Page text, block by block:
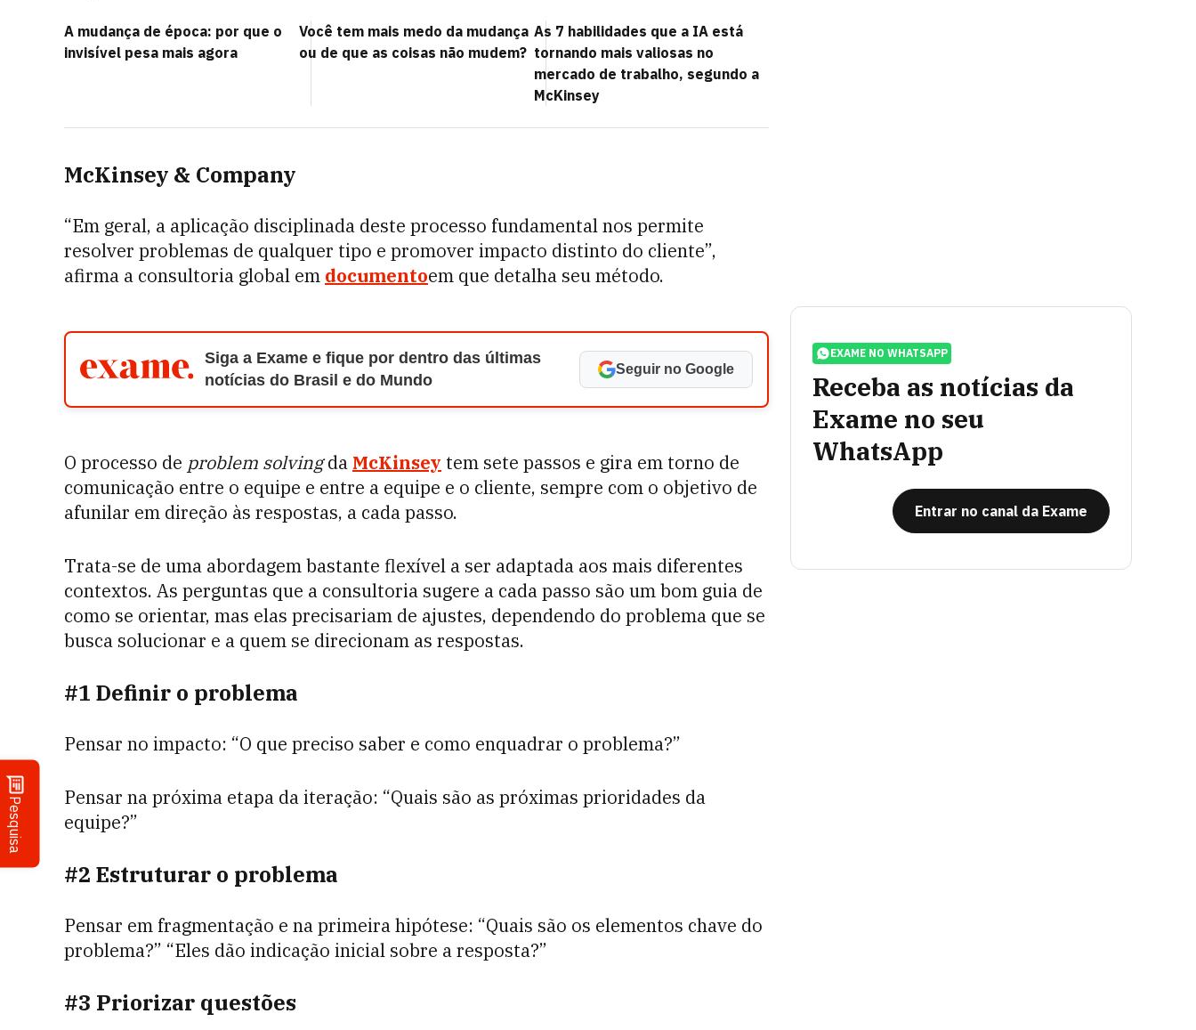
Pesquisa
A mudança de época: por que o
invisível pesa mais agora
Você tem mais medo da mudança
ou de que as coisas não mudem?
As 7 habilidades que a IA está
tornando mais valiosas no
mercado de trabalho, segundo a
McKinsey
McKinsey & Company
“Em geral, a aplicação disciplinada deste processo fundamental nos permite
resolver problemas de qualquer tipo e promover impacto distinto do cliente”,
afirma a consultoria global em documentoem que detalha seu método.
Siga a Exame e fique por dentro das últimas
notícias do Brasil e do Mundo
Seguir no Google
O processo de problem solvingda McKinsey tem sete passos e gira em torno de
comunicação entre o equipe e entre a equipe e o cliente, sempre com o objetivo de
afunilar em direção às respostas, a cada passo.
Trata-se de uma abordagem bastante flexível a ser adaptada aos mais diferentes
contextos. As perguntas que a consultoria sugere a cada passo são um bom guia de
como se orientar, mas elas precisariam de ajustes, dependendo do problema que se
busca solucionar e a quem se direcionam as respostas.
#1 Definir o problema
Pensar no impacto: “O que preciso saber e como enquadrar o problema?”
Pensar na próxima etapa da iteração: “Quais são as próximas prioridades da
equipe?”
#2 Estruturar o problema
Pensar em fragmentação e na primeira hipótese: “Quais são os elementos chave do
problema?” “Eles dão indicação inicial sobre a resposta?”
#3 Priorizar questões
EXAME NO WHATSAPP
Receba as notícias da
Exame no seu
WhatsApp
Entrar no canal da Exame